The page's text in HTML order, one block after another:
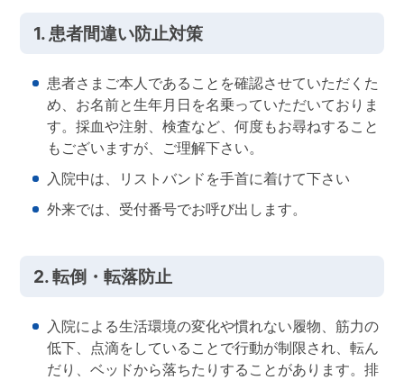
1. 患者間違い防止対策
患者さまご本人であることを確認させていただくた
め、お名前と生年月日を名乗っていただいておりま
す。採血や注射、検査など、何度もお尋ねすること
もございますが、ご理解下さい。
入院中は、リストバンドを手首に着けて下さい
外来では、受付番号でお呼び出します。
2. 転倒・転落防止
入院による生活環境の変化や慣れない履物、筋力の
低下、点滴をしていることで行動が制限され、転ん
だり、ベッドから落ちたりすることがあります。排